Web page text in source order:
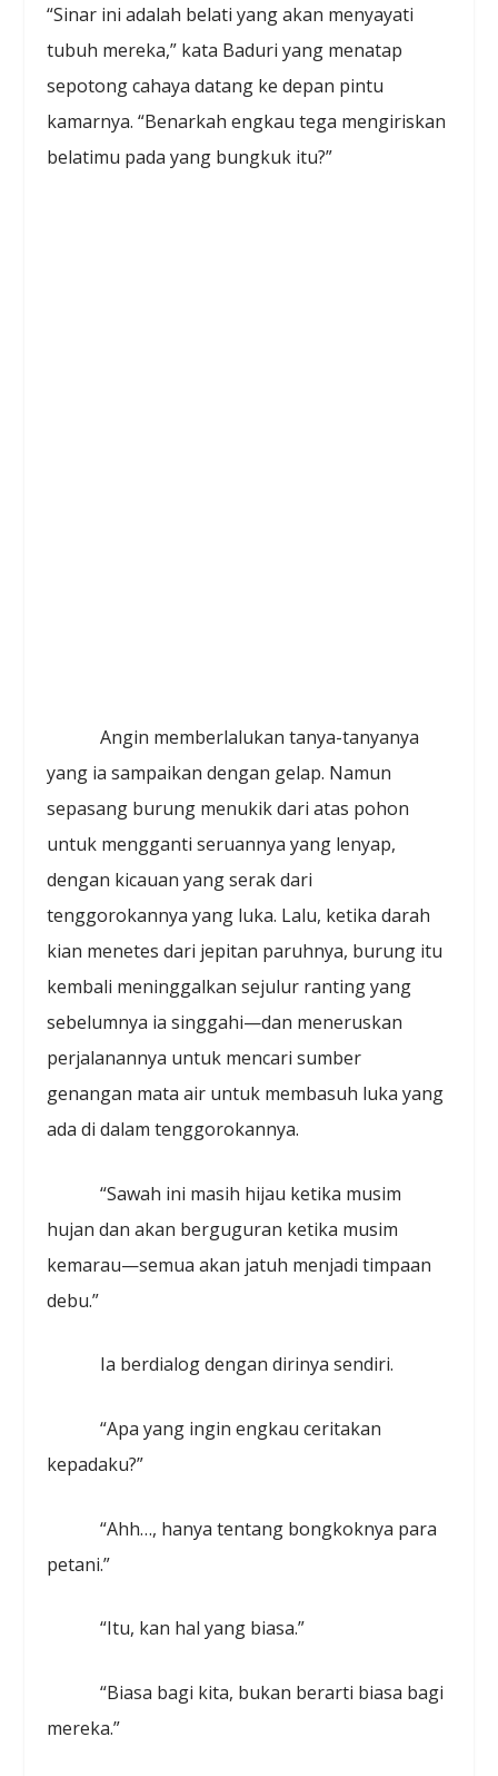
“Sinar ini adalah belati yang akan menyayati
tubuh mereka,” kata Baduri yang menatap
sepotong cahaya datang ke depan pintu
kamarnya. “Benarkah engkau tega mengiriskan
belatimu pada yang bungkuk itu?”
Angin memberlalukan tanya-tanyanya
yang ia sampaikan dengan gelap. Namun
sepasang burung menukik dari atas pohon
untuk mengganti seruannya yang lenyap,
dengan kicauan yang serak dari
tenggorokannya yang luka. Lalu, ketika darah
kian menetes dari jepitan paruhnya, burung itu
kembali meninggalkan sejulur ranting yang
sebelumnya ia singgahi—dan meneruskan
perjalanannya untuk mencari sumber
genangan mata air untuk membasuh luka yang
ada di dalam tenggorokannya.
“Sawah ini masih hijau ketika musim
hujan dan akan berguguran ketika musim
kemarau—semua akan jatuh menjadi timpaan
debu.”
Ia berdialog dengan dirinya sendiri.
“Apa yang ingin engkau ceritakan
kepadaku?”
“Ahh…, hanya tentang bongkoknya para
petani.”
“Itu, kan hal yang biasa.”
“Biasa bagi kita, bukan berarti biasa bagi
mereka.”